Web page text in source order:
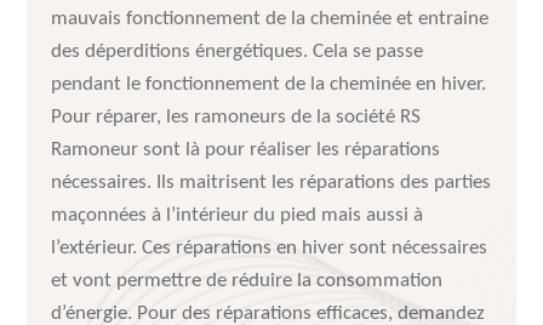
mauvais fonctionnement de la cheminée et entraine
des déperditions énergétiques. Cela se passe
pendant le fonctionnement de la cheminée en hiver.
Pour réparer, les ramoneurs de la société RS
Ramoneur sont là pour réaliser les réparations
nécessaires. Ils maitrisent les réparations des parties
maçonnées à l’intérieur du pied mais aussi à
l’extérieur. Ces réparations en hiver sont nécessaires
et vont permettre de réduire la consommation
d’énergie. Pour des réparations efficaces, demandez